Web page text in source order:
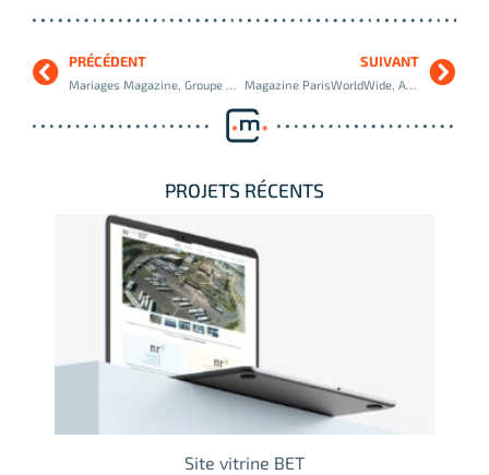
PRÉCÉDENT SUIVANT
PROJETS RÉCENTS
Site vitrine BET